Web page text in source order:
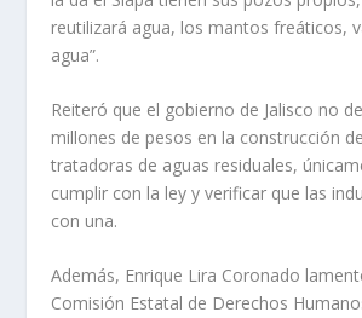
reutilizará agua, los mantos freáticos,
agua”.
Reiteró que el gobierno de Jalisco no
millones de pesos en la construcción
tratadoras de aguas residuales,
cumplir con la ley y verificar que las
con una.
Además, Enrique Lira Coronado
Comisión Estatal de Derechos